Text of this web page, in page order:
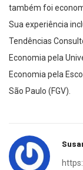
também foi
Sua experiência
Tendências
Economia pela
Economia pela
São Paulo (FGV).